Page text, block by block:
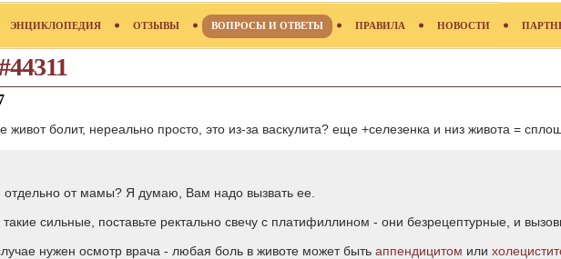
ЭНЦИКЛОПЕДИЯ ОТЗЫВЫ ВОПРОСЫ И ОТВЕТЫ ПРАВИЛА НОВОСТИ
живот болит, нереально просто, это из-за васкулита? еще +селезенка и низ живота =
отдельно от мамы? Я думаю, Вам надо вызвать ее.
сильные, поставьте ректально свечу с платифиллином - они безрецептурные, и
нужен осмотр врача - любая боль в животе может быть аппендицитом или